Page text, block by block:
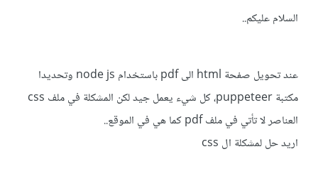
السلام عليكم..
عند تحويل صفحة html الى pdf باستخدام node js وتحديدا
مكتبة puppeteer، كل شيء يعمل جيد لكن المشكلة في ملف css
العناصر لا تأتي في ملف pdf كما هي في الموقع..
اريد حل لمشكلة ال css